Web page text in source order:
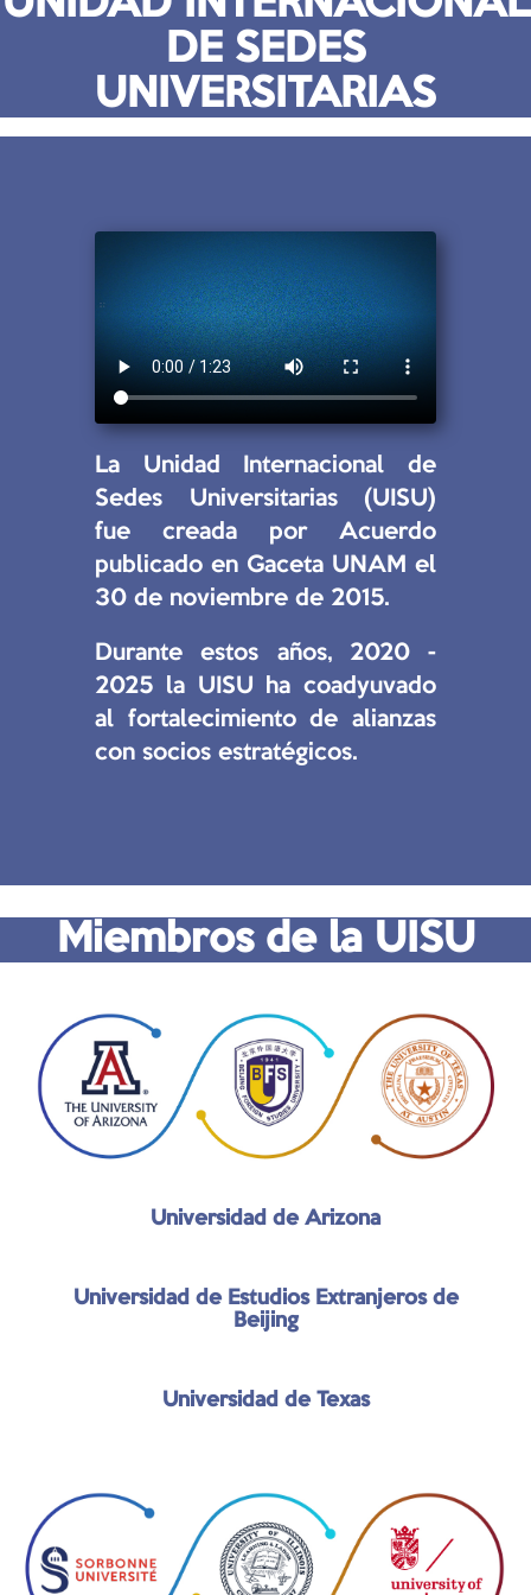
DE SEDES
UNIVERSITARIAS
La Unidad Internacional de
Sedes Universitarias (UISU)
fue creada por Acuerdo
publicado en Gaceta UNAM el
30 de noviembre de 2015.
Durante estos años, 2020 -
2025 la UISU ha coadyuvado
al fortalecimiento de alianzas
con socios estratégicos.
Miembros de la UISU
Universidad de Arizona
Universidad de Estudios Extranjeros de
Beijing
Universidad de Texas